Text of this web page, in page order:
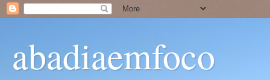
abadiaemfoco